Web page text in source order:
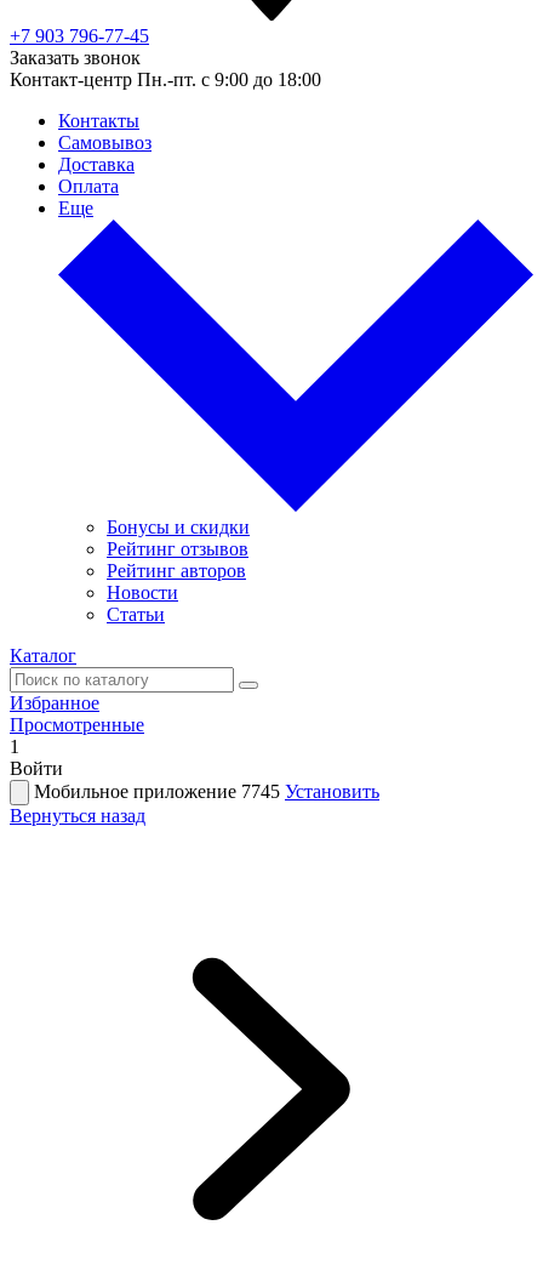
+7 903 796-77-45
Заказать звонок
Контакт-центр Пн.-пт. с 9:00 до 18:00
Контакты
Самовывоз
Доставка
Оплата
Еще
Бонусы и скидки
Рейтинг отзывов
Рейтинг авторов
Новости
Статьи
Каталог
Избранное
Просмотренные
1
Войти
Мобильное приложение 7745 Установить
Вернуться назад